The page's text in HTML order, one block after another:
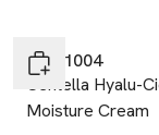
SKIN1004
Centella Hyalu-
Moisture Cream